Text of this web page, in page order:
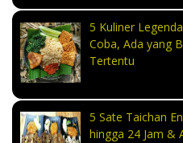
5 Kuliner
Coba, Ada yang
Tertentu
5 Sate Taichan
hingga 24 Jam &